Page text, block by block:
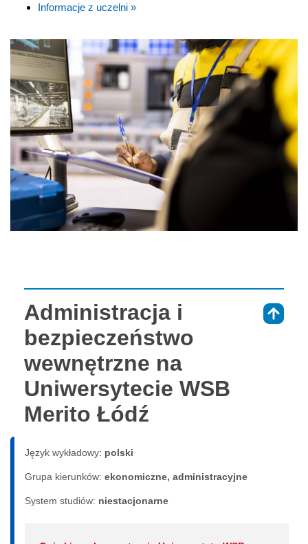
Informacje z uczelni »
Administracja i
bezpieczeństwo
wewnętrzne na
Uniwersytecie WSB
Merito Łódź
Język wykładowy: polski
Grupa kierunków: ekonomiczne, administracyjne
System studiów: nie­sta­cjo­nar­ne